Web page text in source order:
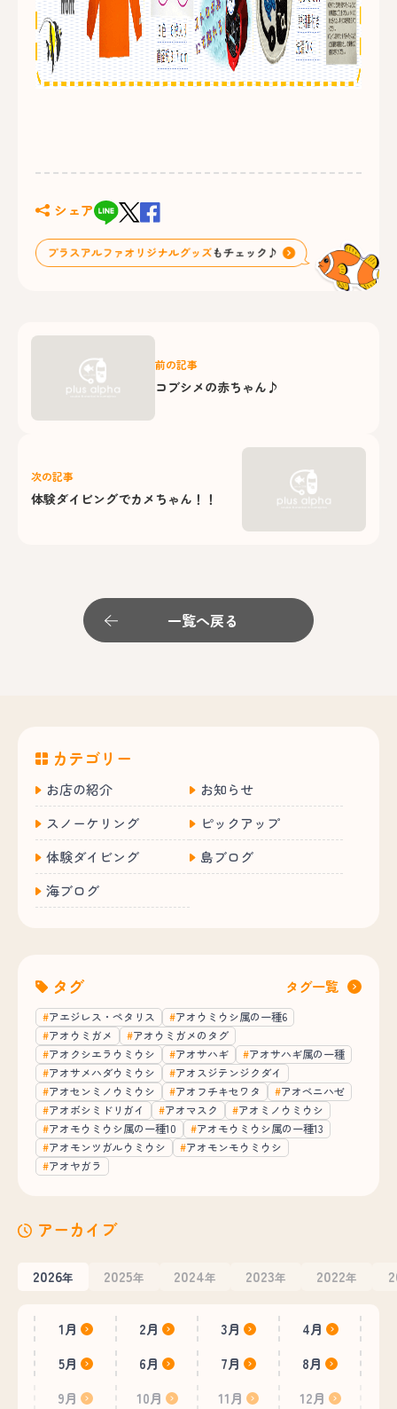
シェア
前の記事
コブシメの赤ちゃん♪
次の記事
体験ダイビングでカメちゃん！！
一覧へ戻る
カテゴリー
お店の紹介
お知らせ
スノーケリング
ピックアップ
体験ダイビング
島ブログ
海ブログ
タグ タグ一覧
アエジレス・ペタリス
アオウミウシ属の一種6
アオウミガメ
アオウミガメのタグ
アオクシエラウミウシ
アオサハギ
アオサハギ属の一種
アオサメハダウミウシ
アオスジテンジクダイ
アオセンミノウミウシ
アオフチキセワタ
アオベニハゼ
アオボシミドリガイ
アオマスク
アオミノウミウシ
アオモウミウシ属の一種10
アオモウミウシ属の一種13
アオモンツガルウミウシ
アオモンモウミウシ
アオヤガラ
アーカイブ
2026年 2025年 2024年 2023年 2022年
1月 2月 3月
4月
5月
6月 7月
8月
9月
10月 11月 12月